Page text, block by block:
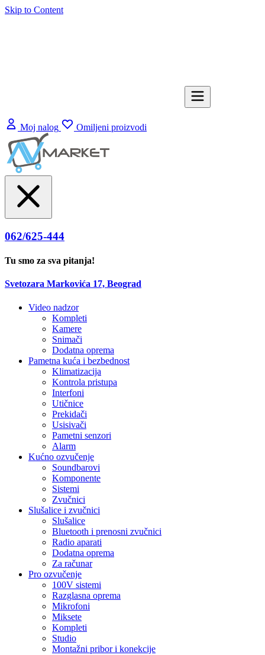
Skip to Content
Moj nalog Omiljeni proizvodi
062/625-444
Tu smo za sva pitanja!
Svetozara Markovića 17, Beograd
Video nadzor
Kompleti
Kamere
Snimači
Dodatna oprema
Pametna kuća i bezbednost
Klimatizacija
Kontrola pristupa
Interfoni
Utičnice
Prekidači
Usisivači
Pametni senzori
Alarm
Kućno ozvučenje
Soundbarovi
Komponente
Sistemi
Zvučnici
Slušalice i zvučnici
Slušalice
Bluetooth i prenosni zvučnici
Radio aparati
Dodatna oprema
Za računar
Pro ozvučenje
100V sistemi
Razglasna oprema
Mikrofoni
Miksete
Kompleti
Studio
Montažni pribor i konekcije